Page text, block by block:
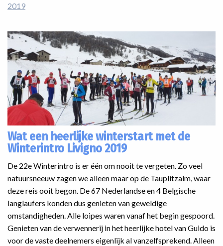
2019
Wat een heerlijke winterstart met de
Winterintro Livigno 2019
De 22e Winterintro is er één om nooit te vergeten. Zo veel
natuursneeuw zagen we alleen maar op de Tauplitzalm, waar
deze reis ooit begon. De 67 Nederlandse en 4 Belgische
langlaufers konden dus genieten van geweldige
omstandigheden. Alle loipes waren vanaf het begin gespoord.
Genieten van de verwennerij in het heerlijke hotel van Guido is
voor de vaste deelnemers eigenlijk al vanzelfsprekend. Alleen